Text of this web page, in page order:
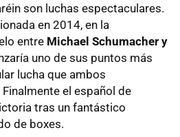
son luchas espectaculares.
en 2014, en la
entre Michael Schumacher y
uno de sus puntos más
lucha que ambos
el español de
tras un fantástico
de boxes.